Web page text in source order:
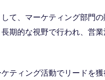
て、マーケティング部門
期的な視野で行われ、営
ティング活動でリードを